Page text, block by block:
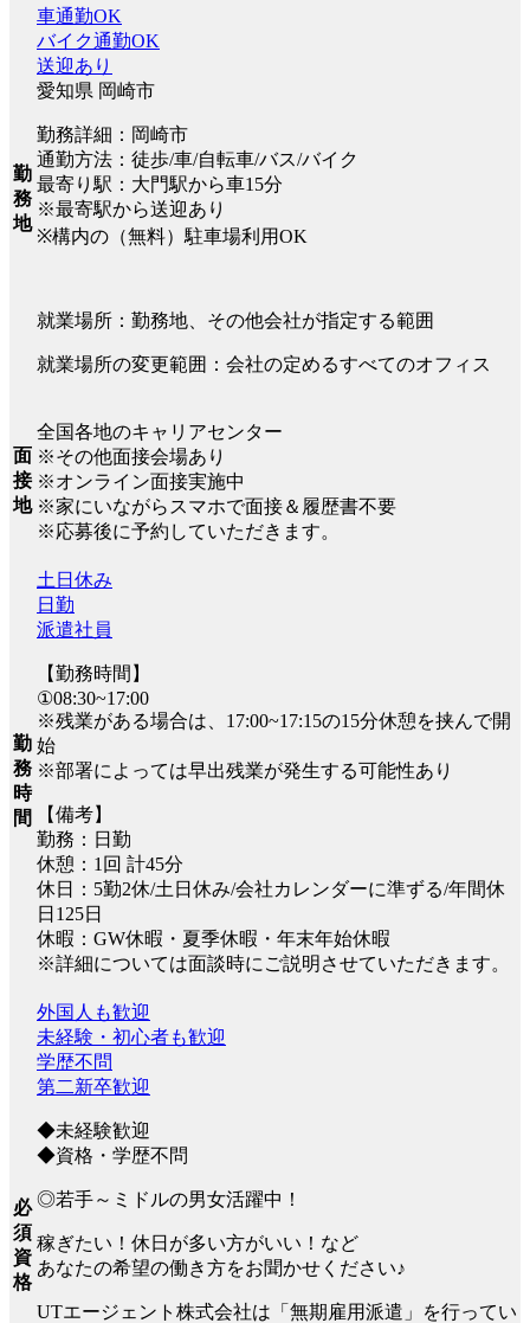
勤
務
地
車通勤OK
バイク通勤OK
送迎あり
愛知県 岡崎市
勤務詳細：岡崎市
通勤方法：徒歩/車/自転車/バス/バイク
最寄り駅：大門駅から車15分
※最寄駅から送迎あり
※構内の（無料）駐車場利用OK
就業場所：勤務地、その他会社が指定する範囲
就業場所の変更範囲：会社の定めるすべてのオフィス
面
接
地
全国各地のキャリアセンター
※その他面接会場あり
※オンライン面接実施中
※家にいながらスマホで面接＆履歴書不要
※応募後に予約していただきます。
勤
務
時
間
土日休み
日勤
派遣社員
【勤務時間】
①08:30~17:00
※残業がある場合は、17:00~17:15の15分休憩を挟んで開
始
※部署によっては早出残業が発生する可能性あり
【備考】
勤務：日勤
休憩：1回 計45分
休日：5勤2休/土日休み/会社カレンダーに準ずる/年間休
日125日
休暇：GW休暇・夏季休暇・年末年始休暇
※詳細については面談時にご説明させていただきます。
必
須
資
格
外国人も歓迎
未経験・初心者も歓迎
学歴不問
第二新卒歓迎
◆未経験歓迎
◆資格・学歴不問
◎若手～ミドルの男女活躍中！
稼ぎたい！休日が多い方がいい！など
あなたの希望の働き方をお聞かせください♪
UTエージェント株式会社は「無期雇用派遣」を行ってい